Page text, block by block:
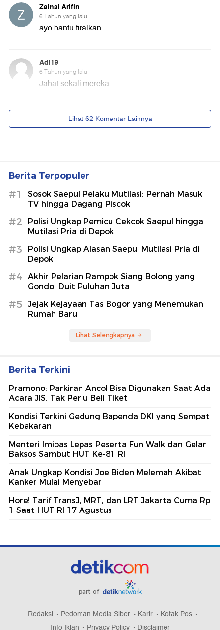
Berita Terpopuler
#1
Sosok Saepul Pelaku Mutilasi: Pernah Masuk
TV hingga Dagang Piscok
#2
Polisi Ungkap Pemicu Cekcok Saepul hingga
Mutilasi Pria di Depok
#3
Polisi Ungkap Alasan Saepul Mutilasi Pria di
Depok
#4
Akhir Pelarian Rampok Siang Bolong yang
Gondol Duit Puluhan Juta
#5
Jejak Kejayaan Tas Bogor yang Menemukan
Rumah Baru
Lihat Selengkapnya
Berita Terkini
Pramono: Parkiran Ancol Bisa Digunakan Saat Ada
Acara JIS, Tak Perlu Beli Tiket
Kondisi Terkini Gedung Bapenda DKI yang Sempat
Kebakaran
Menteri Imipas Lepas Peserta Fun Walk dan Gelar
Baksos Sambut HUT Ke-81 RI
Anak Ungkap Kondisi Joe Biden Melemah Akibat
Kanker Mulai Menyebar
Hore! Tarif TransJ, MRT, dan LRT Jakarta Cuma Rp
1 Saat HUT RI 17 Agustus
part of
Redaksi Pedoman Media Siber Karir
Kotak Pos
Info Iklan
Privacy Policy Disclaimer